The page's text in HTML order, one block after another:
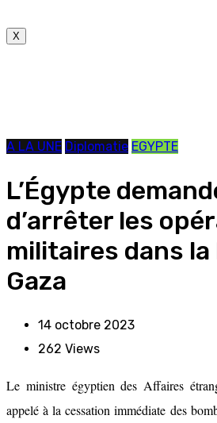
X
A LA UNE Diplomatie EGYPTE
L’Égypte
d’arrêter les
militaires dans la
Gaza
14 octobre 2023
262 Views
Le ministre égyptien des Affaires
appelé à la cessation immédiate des